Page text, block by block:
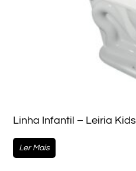
Linha Infantil – Leiria Kids
Ler Mais